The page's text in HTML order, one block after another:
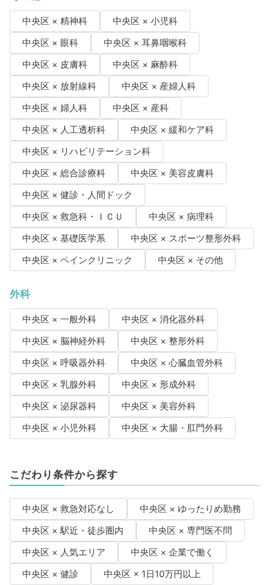
中央区 × 精神科
中央区 × 小児科
中央区 × 眼科
中央区 × 耳鼻咽喉科
中央区 × 皮膚科
中央区 × 麻酔科
中央区 × 放射線科
中央区 × 産婦人科
中央区 × 婦人科
中央区 × 産科
中央区 × 人工透析科
中央区 × 緩和ケア科
中央区 × リハビリテーション科
中央区 × 総合診療科
中央区 × 美容皮膚科
中央区 × 健診・人間ドック
中央区 × 救急科・ＩＣＵ
中央区 × 病理科
中央区 × 基礎医学系
中央区 × スポーツ整形外科
中央区 × ペインクリニック
中央区 × その他
外科
中央区 × 一般外科
中央区 × 消化器外科
中央区 × 脳神経外科
中央区 × 整形外科
中央区 × 呼吸器外科
中央区 × 心臓血管外科
中央区 × 乳腺外科
中央区 × 形成外科
中央区 × 泌尿器科
中央区 × 美容外科
中央区 × 小児外科
中央区 × 大腸・肛門外科
こだわり条件から探す
中央区 × 救急対応なし
中央区 × ゆったりめ勤務
中央区 × 駅近・徒歩圏内
中央区 × 専門医不問
中央区 × 人気エリア
中央区 × 企業で働く
中央区 × 健診
中央区 × 1日10万円以上